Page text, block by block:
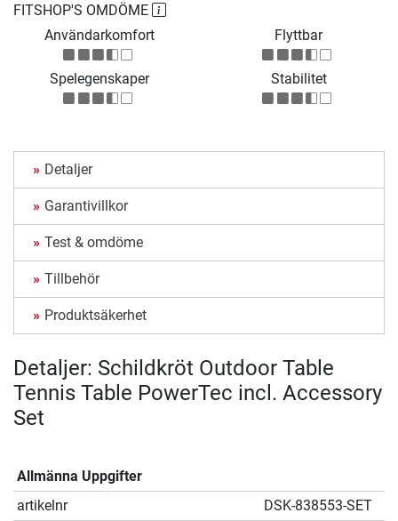
FITSHOP'S OMDÖME
Användarkomfort
Flyttbar
Spelegenskaper Stabilitet
Detaljer
Garantivillkor
Test & omdöme
Tillbehör
Produktsäkerhet
Detaljer: Schildkröt Outdoor Table
Tennis Table PowerTec incl. Accessory
Set
Allmänna Uppgifter
artikelnr
DSK-838553-SET